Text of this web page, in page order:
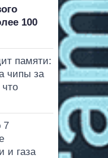
100
памяти:
чипы за
7
и газа